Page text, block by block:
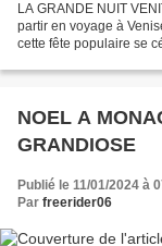
LA GRANDE NUIT
partir en voyage à
cette fête populaire se
NOEL A
GRANDIOSE
Publié le 11/01/2024 à
Par freerider06